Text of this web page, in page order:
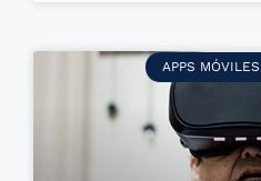
APPS